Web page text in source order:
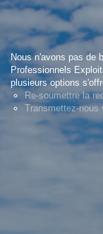
Nous n'avons pas de
Professionnels
plusieurs options
Re-soumettre la
Transmettez-nous